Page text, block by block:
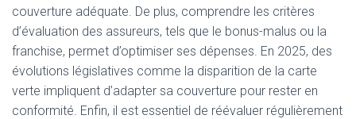
couverture adéquate. De plus, comprendre les critères
d’évaluation des assureurs, tels que le bonus-malus ou la
franchise, permet d’optimiser ses dépenses. En 2025, des
évolutions législatives comme la disparition de la carte
verte impliquent d’adapter sa couverture pour rester en
conformité. Enfin, il est essentiel de réévaluer régulièrement